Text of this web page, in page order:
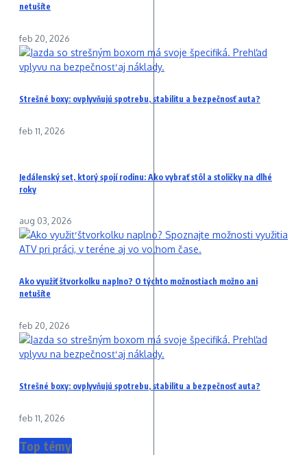
netušíte
feb 20, 2026
Strešné boxy: ovplyvňujú spotrebu, stabilitu a bezpečnosť auta?
feb 11, 2026
Jedálenský set, ktorý spojí rodinu: Ako vybrať stôl a stoličky na dlhé
roky
aug 03, 2026
Ako využiť štvorkolku naplno? O týchto možnostiach možno ani
netušíte
feb 20, 2026
Strešné boxy: ovplyvňujú spotrebu, stabilitu a bezpečnosť auta?
feb 11, 2026
Top témy